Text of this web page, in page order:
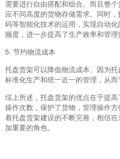
需要进行自由搭配和组合。而且整
应不同高度的货物存储需求。同时
码等智能化技术的运用，实现自动
频度，进一步提高了生产效率和管理
5. 节约物流成本
托盘货架可以降低物流成本。因为
标准化生产和统一近一的管理，从而
综上所述，托盘货架的优点在于提
操作次数，保护了货物，管理操作
着托盘货架建设的不断完善，相信
加重要的角色。